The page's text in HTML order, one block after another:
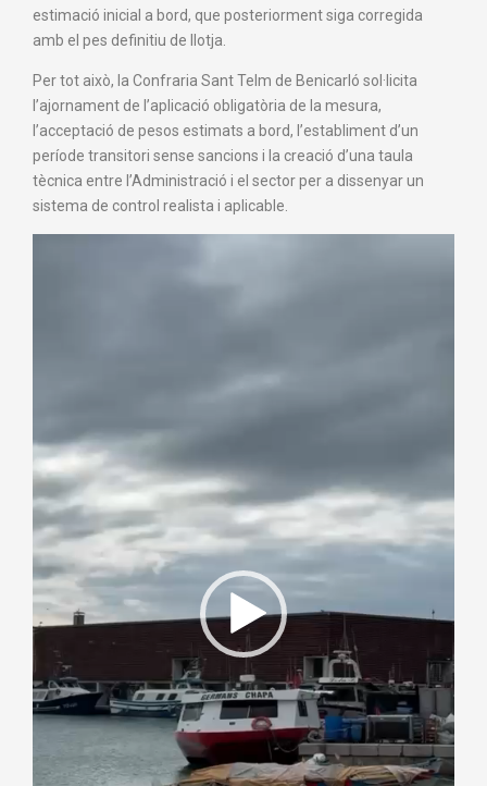
estimació inicial a bord, que posteriorment siga corregida
amb el pes definitiu de llotja.
Per tot això, la Confraria Sant Telm de Benicarló sol·licita
l’ajornament de l’aplicació obligatòria de la mesura,
l’acceptació de pesos estimats a bord, l’establiment d’un
període transitori sense sancions i la creació d’una taula
tècnica entre l’Administració i el sector per a dissenyar un
sistema de control realista i aplicable.